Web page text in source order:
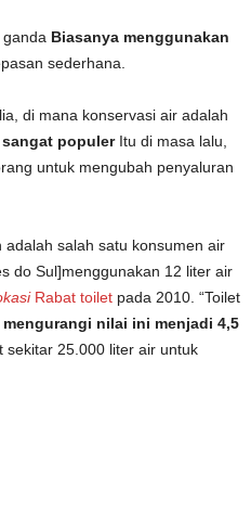
Biasanya menggunakan
sederhana.
di mana konservasi air adalah
sangat populerItu di masa lalu,
untuk mengubah penyaluran
adalah salah satu konsumen air
do Sul]menggunakan 12 liter air
Rabat toilet pada 2010. “Toilet
nilai ini menjadi 4,5
25.000 liter air untuk